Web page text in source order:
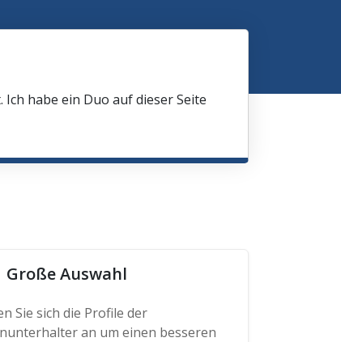
habe ein Duo auf dieser Seite
Große Auswahl
Sie sich die Profile der
an um einen besseren